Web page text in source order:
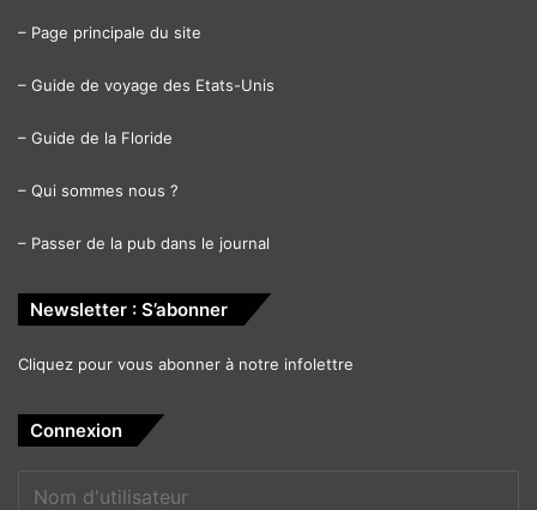
– Page principale du site
– Guide de voyage des Etats-Unis
– Guide de la Floride
– Qui sommes nous ?
– Passer de la pub dans le journal
Newsletter : S’abonner
Cliquez pour vous abonner à notre infolettre
Connexion